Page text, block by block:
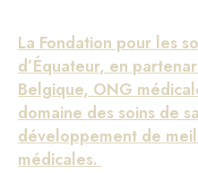
La Fondation pour les
d’Équateur, en
Belgique, ONG
domaine des soins de
développement de
médicales.